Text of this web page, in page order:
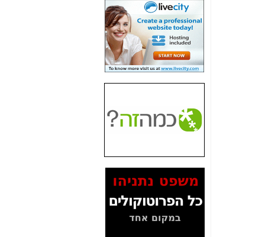
חשיפה: איוב קרא
אישר לקבוצת סלקום
בדיוק מה שביבי אישר
כאן
האם השר איוב קרא
היה צריך בכלל לחתום
על האישור, שנתן
האם ביבי וקרא קבלו
בכלל תמורה עבור
המסמכים בנושא בזק-
Yes (תיק 4000)
לאיש הלא נכון! -כאן
עובדות ומסמכים